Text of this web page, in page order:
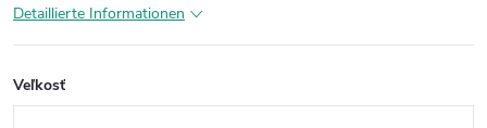
Detaillierte Informationen
Veľkosť